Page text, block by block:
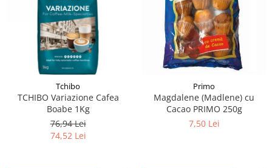
Tchibo
TCHIBO Variazione Cafea
Boabe 1Kg
76,94 Lei
74,52 Lei
Primo
Magdalene (Madlene) cu
Cacao PRIMO 250g
7,50 Lei